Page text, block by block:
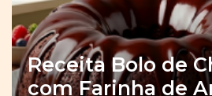
Receita Bolo de
com Farinha de